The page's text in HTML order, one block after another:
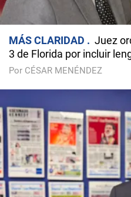
MÁS CLARIDAD
Juez
3 de Florida por incluir
Por CÉSAR MENÉNDEZ